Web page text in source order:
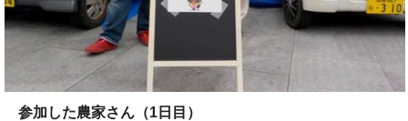
参加した農家さん（1日目）